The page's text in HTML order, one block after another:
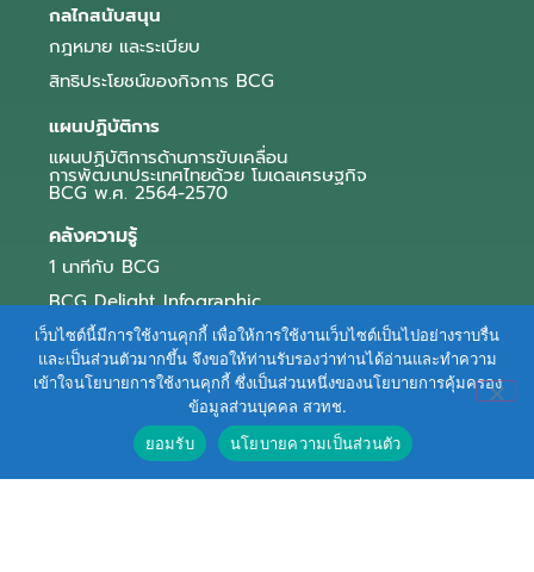
กลไกสนับสนุน
กฎหมาย และระเบียบ
สิทธิประโยชน์ของกิจการ BCG
แผนปฏิบัติการ
แผนปฏิบัติการด้านการขับเคลื่อน
การพัฒนาประเทศไทยด้วย โมเดลเศรษฐกิจ
BCG พ.ศ. 2564-2570
คลังความรู้
1 นาทีกับ BCG
BCG Delight Infographic
สื่อประชาสัมพันธ์
e-Book Series
ตัวอย่างธุรกิจ BCG
ข่าวและบทความ
เว็บไซต์นี้มีการใช้งานคุกกี้ เพื่อให้การใช้งานเว็บไซต์เป็นไปอย่างราบรื่น
และเป็นส่วนตัวมากขึ้น จึงขอให้ท่านรับรองว่าท่านได้อ่านและทำความ
เข้าใจนโยบายการใช้งานคุกกี้ ซึ่งเป็นส่วนหนึ่งของนโยบายการคุ้มครอง
ข้อมูลส่วนบุคคล สวทช.
ยอมรับ
นโยบายความเป็นส่วนตัว